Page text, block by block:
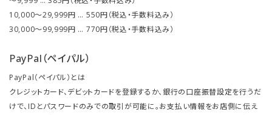
10,000～29,999円 … 550円（税込・手数料込み）
30,000～99,999円 … 770円（税込・手数料込み）
PayPal（ペイパル）
PayPal（ペイパル）とは
クレジットカード、デビットカードを登録するか、銀行の口座振替設定を行うだ
けで、IDとパスワードのみでの取引が可能に。お支払い情報をお店側に伝え